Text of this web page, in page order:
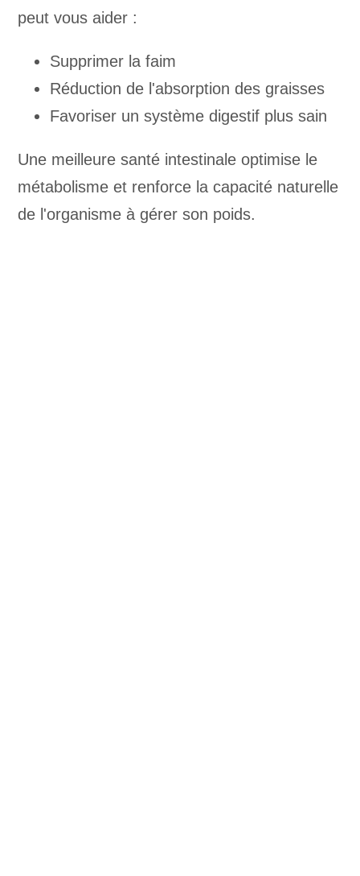
peut vous aider :
Supprimer la faim
Réduction de l'absorption des graisses
Favoriser un système digestif plus sain
Une meilleure santé intestinale optimise le
métabolisme et renforce la capacité naturelle
de l'organisme à gérer son poids.